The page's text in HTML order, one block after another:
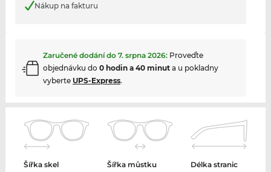
Nákup na fakturu
Zaručené dodání do 7. srpna 2026: Proveďte
objednávku do 0 hodin a 40 minuta u pokladny
vyberte UPS-Express.
Šířka skel
Šířka můstku
Délka stranic